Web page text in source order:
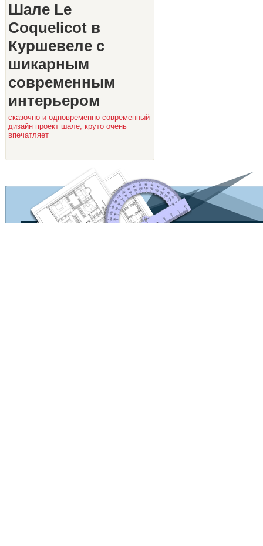
Шале Le
Coquelicot в
Куршевеле с
шикарным
современным
интерьером
сказочно и одновременно современный
дизайн проект шале, круто очень
впечатляет